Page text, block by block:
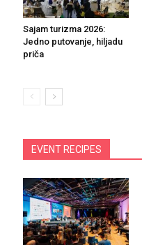
Sajam turizma 2026:
Jedno putovanje, hiljadu
priča
EVENT RECIPES